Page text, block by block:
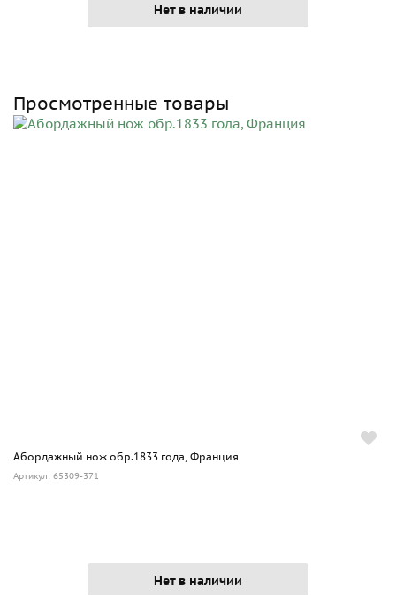
Нет в наличии
Просмотренные товары
Абордажный нож обр.1833 года, Франция
Артикул: 65309-371
Нет в наличии